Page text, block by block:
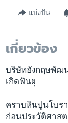
แบ่งปัน
เกี่ยวข้อง
บริษัทอังกฤษพัฒ
เกิดฟันผุ
คราบหินปูนโบร
ก่อนประวัติศาสต